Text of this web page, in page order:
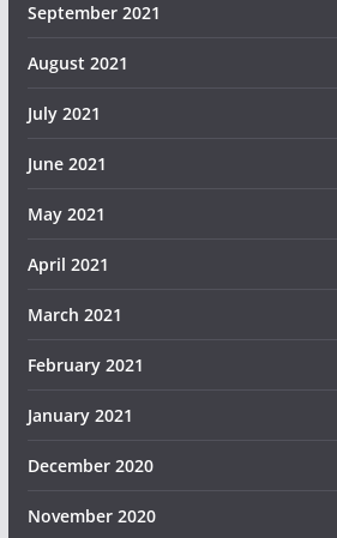
September 2021
August 2021
July 2021
June 2021
May 2021
April 2021
March 2021
February 2021
January 2021
December 2020
November 2020